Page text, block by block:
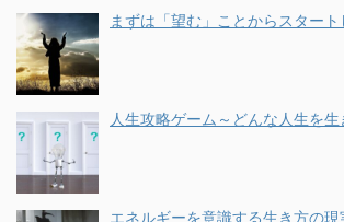
まずは「望む」ことからスタート
人生攻略ゲーム～どんな人生を
エネルギーを意識する生き方の現